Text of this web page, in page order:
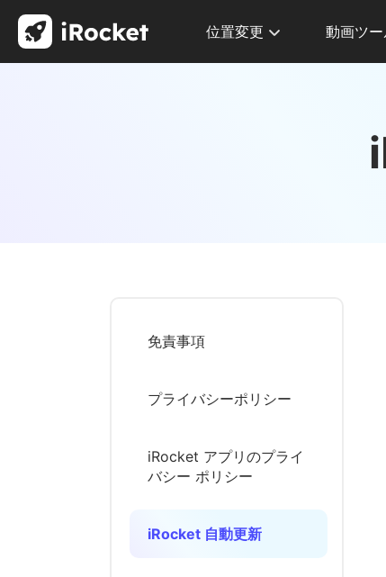
位置変更 動画ツ
免責事項
プライバシーポリシー
iRocket アプリのプライ
バシー ポリシー
iRocket 自動更新